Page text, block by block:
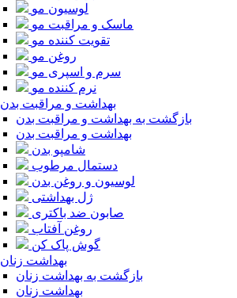
لوسیون مو
ماسک و مراقبت مو
تقویت کننده مو
روغن مو
سرم و اسپری مو
نرم کننده مو
بهداشت و مراقبت بدن
بازگشت به بهداشت و مراقبت بدن
بهداشت و مراقبت بدن
شامپو بدن
دستمال مرطوب
لوسیون و روغن بدن
ژل بهداشتی
صابون ضد باکتری
روغن آفتاب
گوش پاک کن
بهداشت زنان
بازگشت به بهداشت زنان
بهداشت زنان